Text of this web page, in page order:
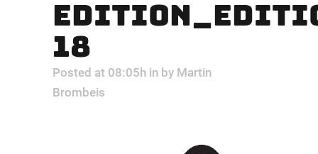
18
Posted at 08:05h in by Martin
Brombeis